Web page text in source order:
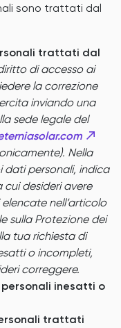
sono trattati dal
trattati dal
di accesso ai
la correzione
inviando una
sede legale del
Nella
dati personali, indica
desideri avere
nell’articolo
sulla Protezione dei
tua richiesta di
o incompleti,
correggere.
inesatti o
trattati